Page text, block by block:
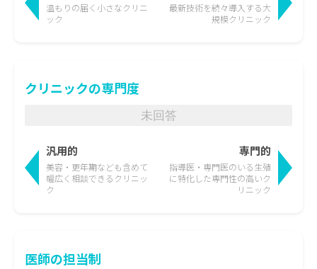
温もりの届く 小さなクリニ
ック
最新技術を続々導入する大
規模クリニック
クリニックの専門度
未回答
汎用的
美容・更年期なども含めて
幅広く相談できるクリニッ
ク
指導医・専門医のいる生殖
に特化した専門性の高いク
リニック
専門的
医師の担当制